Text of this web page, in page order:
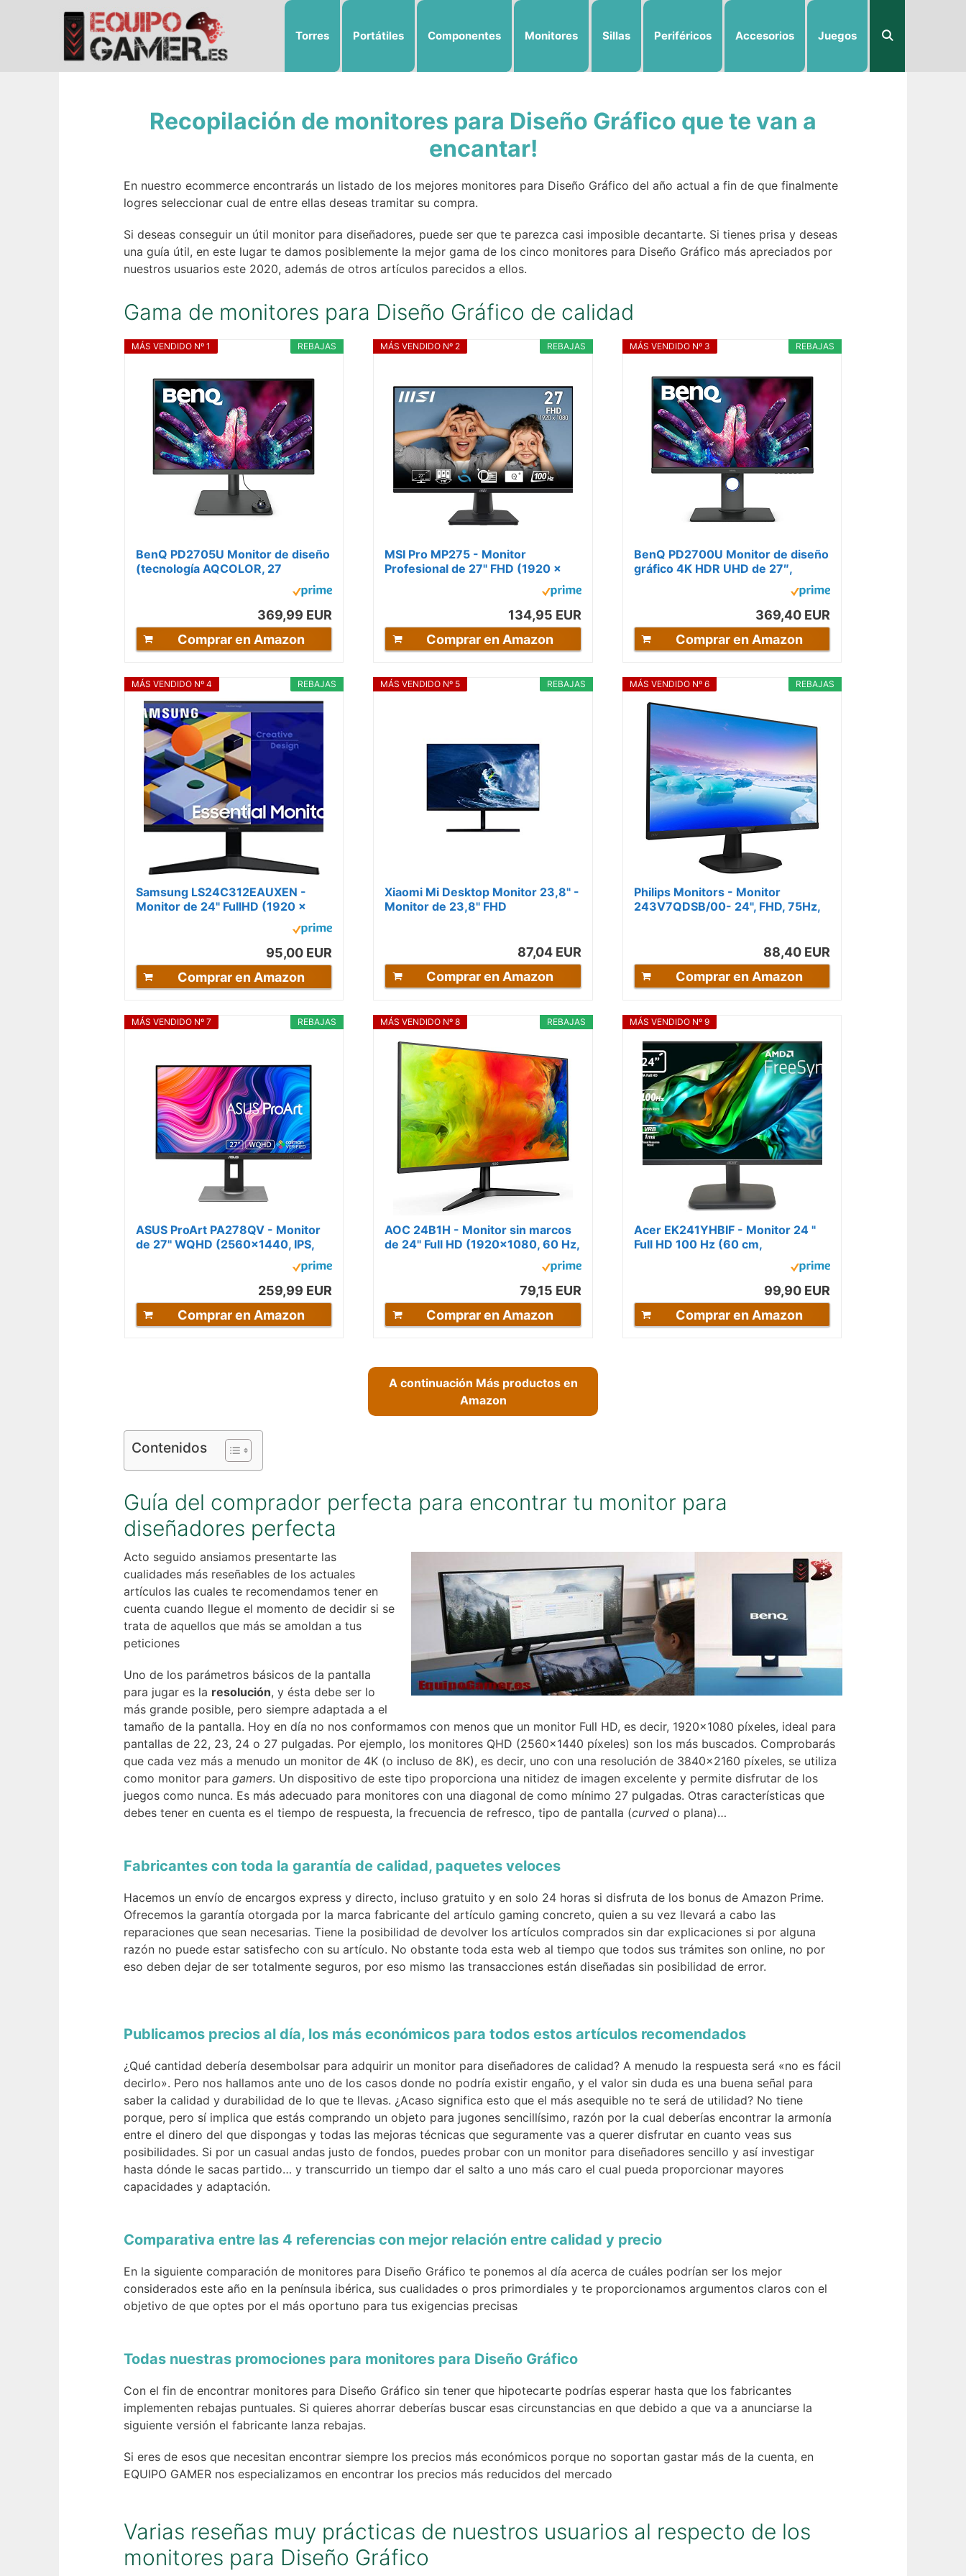
Torres Portátiles Componentes Monitores Sillas Periféricos Accesorios Juegos
Recopilación de monitores para Diseño Gráfico que te van a
encantar!
En nuestro ecommerce encontrarás un listado de los mejores monitores para Diseño Gráfico del año actual a fin de que finalmente
logres seleccionar cual de entre ellas deseas tramitar su compra.
Si deseas conseguir un útil monitor para diseñadores, puede ser que te parezca casi imposible decantarte. Si tienes prisa y deseas
una guía útil, en este lugar te damos posiblemente la mejor gama de los cinco monitores para Diseño Gráfico más apreciados por
nuestros usuarios este 2020, además de otros artículos parecidos a ellos.
Gama de monitores para Diseño Gráfico de calidad
REBAJAS
MÁS VENDIDO Nº 1
BenQ PD2705U Monitor de diseño
(tecnología AQCOLOR, 27
369,99 EUR
Comprar en Amazon
REBAJAS
MÁS VENDIDO Nº 2
MSI Pro MP275 - Monitor
Profesional de 27" FHD (1920 x
1080),100 Hz, Pantalla IPS, HDMI
134,95 EUR
Comprar en Amazon
REBAJAS
MÁS VENDIDO Nº 3
BenQ PD2700U Monitor de diseño
gráfico 4K HDR UHD de 27″,
espacio de color 100 % Rec.709 y
369,40 EUR
Comprar en Amazon
REBAJAS
MÁS VENDIDO Nº 4
Samsung LS24C312EAUXEN -
Monitor de 24" FullHD (1920 x
1080, 16:9, 75Hz, 5ms, Diseño sin
95,00 EUR
Comprar en Amazon
REBAJAS
MÁS VENDIDO Nº 5
Xiaomi Mi Desktop Monitor 23,8" -
Monitor de 23,8" FHD
87,04 EUR
Comprar en Amazon
REBAJAS
MÁS VENDIDO Nº 6
Philips Monitors - Monitor
243V7QDSB/00- 24", FHD, 75Hz,
88,40 EUR
Comprar en Amazon
REBAJAS
MÁS VENDIDO Nº 7
ASUS ProArt PA278QV - Monitor
de 27'' WQHD (2560x1440, IPS,
16:9, USB 3.0x4, DisplayPort x1,
259,99 EUR
Comprar en Amazon
REBAJAS
MÁS VENDIDO Nº 8
AOC 24B1H - Monitor sin marcos
de 24" Full HD (1920x1080, 60 Hz,
MVA, Flicker Free, 250 cd/m, D-
79,15 EUR
Comprar en Amazon
MÁS VENDIDO Nº 9
Acer EK241YHBIF - Monitor 24 "
Full HD 100 Hz (60 cm,
99,90 EUR
Comprar en Amazon
A continuación Más productos en
Amazon
Contenidos
Guía del comprador perfecta para encontrar tu monitor para
diseñadores perfecta
Acto seguido ansiamos presentarte las
cualidades más reseñables de los actuales
artículos las cuales te recomendamos tener en
cuenta cuando llegue el momento de decidir si se
trata de aquellos que más se amoldan a tus
peticiones
Uno de los parámetros básicos de la pantalla
para jugar es la resolución, y ésta debe ser lo
más grande posible, pero siempre adaptada a el
tamaño de la pantalla. Hoy en día no nos conformamos con menos que un monitor Full HD, es decir, 1920×1080 píxeles, ideal para
pantallas de 22, 23, 24 o 27 pulgadas. Por ejemplo, los monitores QHD (2560×1440 píxeles) son los más buscados. Comprobarás
que cada vez más a menudo un monitor de 4K (o incluso de 8K), es decir, uno con una resolución de 3840×2160 píxeles, se utiliza
como monitor para gamers. Un dispositivo de este tipo proporciona una nitidez de imagen excelente y permite disfrutar de los
juegos como nunca. Es más adecuado para monitores con una diagonal de como mínimo 27 pulgadas. Otras características que
debes tener en cuenta es el tiempo de respuesta, la frecuencia de refresco, tipo de pantalla (curved o plana)…
Fabricantes con toda la garantía de calidad, paquetes veloces
Hacemos un envío de encargos express y directo, incluso gratuito y en solo 24 horas si disfruta de los bonus de Amazon Prime.
Ofrecemos la garantía otorgada por la marca fabricante del artículo gaming concreto, quien a su vez llevará a cabo las
reparaciones que sean necesarias. Tiene la posibilidad de devolver los artículos comprados sin dar explicaciones si por alguna
razón no puede estar satisfecho con su artículo. No obstante toda esta web al tiempo que todos sus trámites son online, no por
eso deben dejar de ser totalmente seguros, por eso mismo las transacciones están diseñadas sin posibilidad de error.
Publicamos precios al día, los más económicos para todos estos artículos recomendados
¿Qué cantidad debería desembolsar para adquirir un monitor para diseñadores de calidad? A menudo la respuesta será «no es fácil
decirlo». Pero nos hallamos ante uno de los casos donde no podría existir engaño, y el valor sin duda es una buena señal para
saber la calidad y durabilidad de lo que te llevas. ¿Acaso significa esto que el más asequible no te será de utilidad? No tiene
porque, pero sí implica que estás comprando un objeto para jugones sencillísimo, razón por la cual deberías encontrar la armonía
entre el dinero del que dispongas y todas las mejoras técnicas que seguramente vas a querer disfrutar en cuanto veas sus
posibilidades. Si por un casual andas justo de fondos, puedes probar con un monitor para diseñadores sencillo y así investigar
hasta dónde le sacas partido… y transcurrido un tiempo dar el salto a uno más caro el cual pueda proporcionar mayores
capacidades y adaptación.
Comparativa entre las 4 referencias con mejor relación entre calidad y precio
En la siguiente comparación de monitores para Diseño Gráfico te ponemos al día acerca de cuáles podrían ser los mejor
considerados este año en la península ibérica, sus cualidades o pros primordiales y te proporcionamos argumentos claros con el
objetivo de que optes por el más oportuno para tus exigencias precisas
Todas nuestras promociones para monitores para Diseño Gráfico
Con el fin de encontrar monitores para Diseño Gráfico sin tener que hipotecarte podrías esperar hasta que los fabricantes
implementen rebajas puntuales. Si quieres ahorrar deberías buscar esas circunstancias en que debido a que va a anunciarse la
siguiente versión el fabricante lanza rebajas.
Si eres de esos que necesitan encontrar siempre los precios más económicos porque no soportan gastar más de la cuenta, en
EQUIPO GAMER nos especializamos en encontrar los precios más reducidos del mercado
Varias reseñas muy prácticas de nuestros usuarios al respecto de los
monitores para Diseño Gráfico